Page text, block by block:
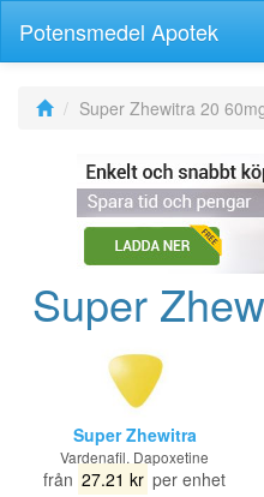
Potensmedel Apotek
Super Zhewitra 20
Super
Super Zhewitra
Vardenafil, Dapoxetine
från 27.21 kr per enhet